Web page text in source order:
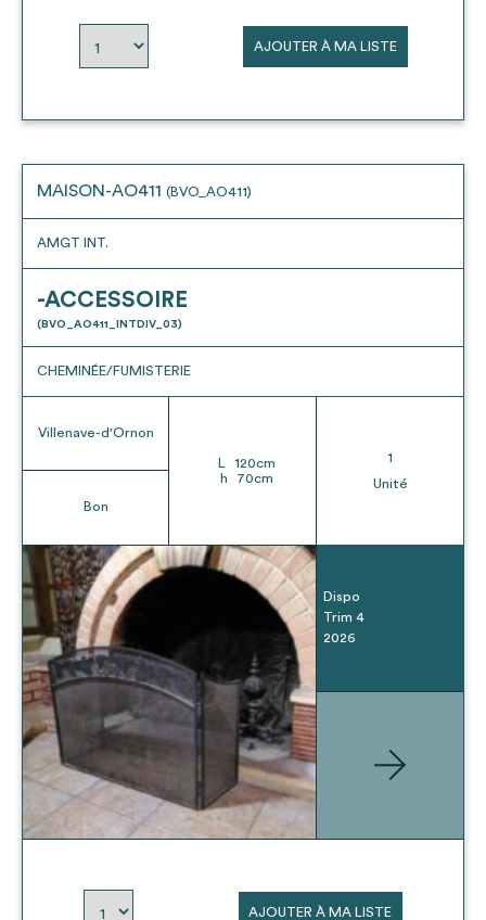
AJOUTER À MA LISTE
MAISON-AO411 (BVO_AO411)
AMGT INT.
-ACCESSOIRE
(BVO_AO411_INTDIV_03)
CHEMINÉE/FUMISTERIE
Villenave-d'Ornon
Bon
L 120cm
h
70cm
1
Unité
Dispo
Trim 4
2026
AJOUTER À MA LISTE